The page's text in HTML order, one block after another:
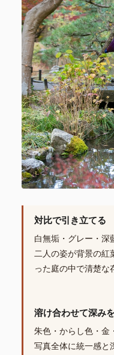
対比で引き立てる
白無垢・グレー・深
二人の姿が背景の紅
った庭の中で清楚な
溶け合わせて深み
朱色・からし色・金
写真全体に統一感と